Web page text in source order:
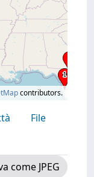
contributors.
File
come JPEG